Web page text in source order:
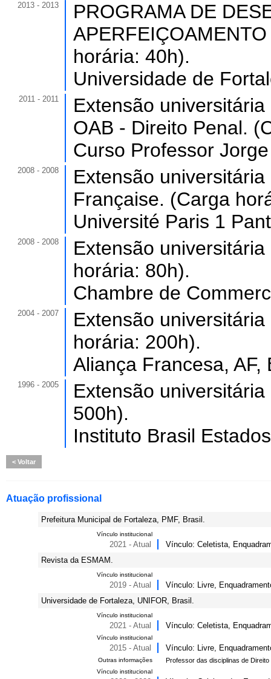
2013 - 2013
PROGRAMA DE
horária: 40h).
Universidade de
2011 - 2011
Extensão
OAB - Direito Penal.
Curso Professor
2008 - 2008
Extensão
Française. (Carga
Université Paris 1
2008 - 2008
Extensão
horária: 80h).
Chambre de
2004 - 2007
Extensão
horária: 200h).
Aliança Francesa, AF,
1996 - 2005
Extensão
500h).
Instituto Brasil
Voltar
Atuação profissional
Prefeitura Municipal de Fortaleza, PMF, Brasil.
Vínculo institucional
2021 - Atual
Vínculo: Celetista,
Revista da ESMAM.
Vínculo institucional
2019 - Atual
Vínculo: Livre,
Universidade de Fortaleza, UNIFOR, Brasil.
Vínculo institucional
2021 - Atual Vínculo: Celetista,
Vínculo institucional
2015 - Atual Vínculo: Livre,
Outras informações Professor das disciplinas de
Vínculo institucional